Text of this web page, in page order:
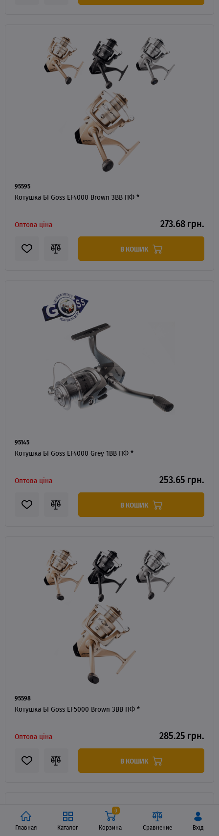
Главная Каталог Корзина
0
Сравнение Вхід
95595
Котушка БІ Goss EF4000 Brown 3BB ПФ *
Оптова ціна 273.68 грн.
В КОШИК
95145
Котушка БІ Goss EF4000 Grey 1BB ПФ *
Оптова ціна 253.65 грн.
В КОШИК
95598
Котушка БІ Goss EF5000 Brown 3BB ПФ *
Оптова ціна 285.25 грн.
В КОШИК